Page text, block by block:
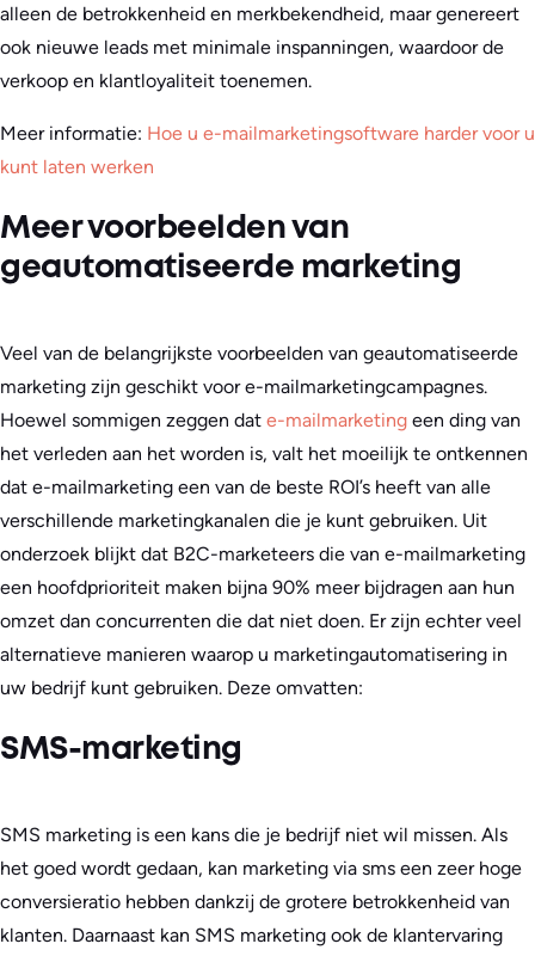
alleen de betrokkenheid en merkbekendheid, maar genereert
ook nieuwe leads met minimale inspanningen, waardoor de
verkoop en klantloyaliteit toenemen.
Meer informatie: Hoe u e-mailmarketingsoftware harder voor u
kunt laten werken
Meer voorbeelden van
geautomatiseerde marketing
Veel van de belangrijkste voorbeelden van geautomatiseerde
marketing zijn geschikt voor e-mailmarketingcampagnes.
Hoewel sommigen zeggen dat e-mailmarketing een ding van
het verleden aan het worden is, valt het moeilijk te ontkennen
dat e-mailmarketing een van de beste ROI’s heeft van alle
verschillende marketingkanalen die je kunt gebruiken. Uit
onderzoek blijkt dat B2C-marketeers die van e-mailmarketing
een hoofdprioriteit maken bijna 90% meer bijdragen aan hun
omzet dan concurrenten die dat niet doen. Er zijn echter veel
alternatieve manieren waarop u marketingautomatisering in
uw bedrijf kunt gebruiken. Deze omvatten:
SMS-marketing
SMS marketing is een kans die je bedrijf niet wil missen. Als
het goed wordt gedaan, kan marketing via sms een zeer hoge
conversieratio hebben dankzij de grotere betrokkenheid van
klanten. Daarnaast kan SMS marketing ook de klantervaring